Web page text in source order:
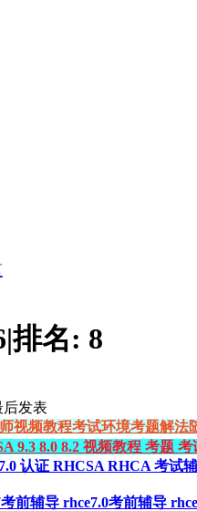
|排名: 8
后发表
视频教程考试环境考题解法
9.3 8.0 8.2 视频教程 考题
认证 RHCSA RHCA 考试
前辅导 rhce7.0考前辅导